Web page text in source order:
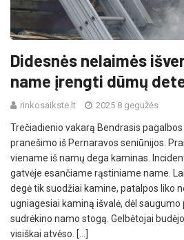
Didesnės nelaimės
name įrengti dūmų
rinkosaikste.lt 2025 8 gegužės
Trečiadienio vakarą Bendrasis
pranešimo iš Pernaravos seniūnijos.
viename iš namų dega kaminas.
gatvėje esančiame rąstiniame name.
degė tik suodžiai kamine, patalpos liko
ugniagesiai kaminą išvalė, dėl
sudrėkino namo stogą. Gelbėtojai
visiškai atvėso. […]